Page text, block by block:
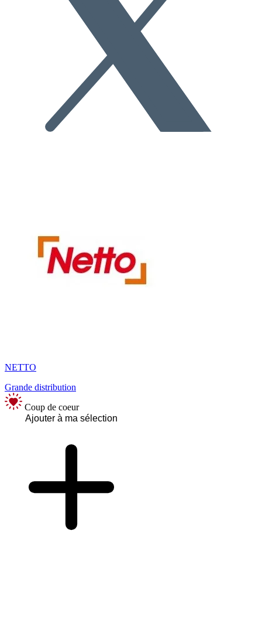
NETTO
Grande distribution
Coup de coeur
Ajouter à ma sélection